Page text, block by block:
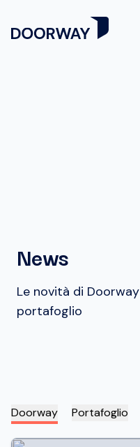
News
Le novità di Doorway
portafoglio
Doorway Portafoglio